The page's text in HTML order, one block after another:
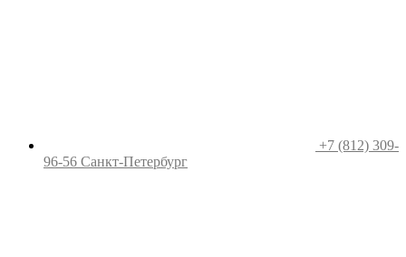
+7 (812) 309-
96-56 Санкт-Петербург